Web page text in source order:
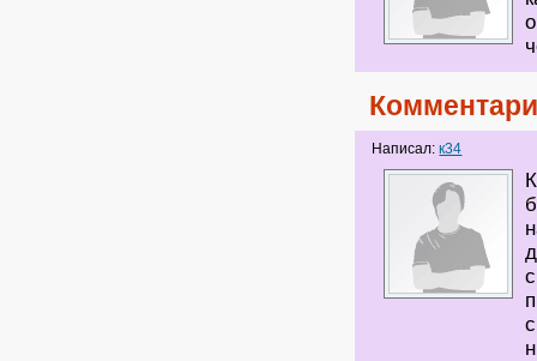
Написал:к34